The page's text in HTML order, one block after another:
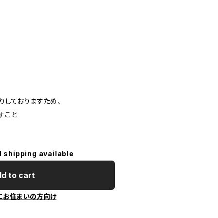
ておりますため、
こと
shipping available
to cart
お住まいの方向け